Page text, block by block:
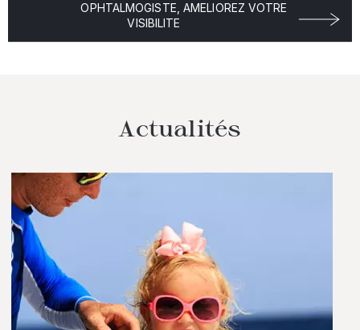
OPHTALMOGISTE, AMELIOREZ VOTRE
VISIBILITE
Actualités